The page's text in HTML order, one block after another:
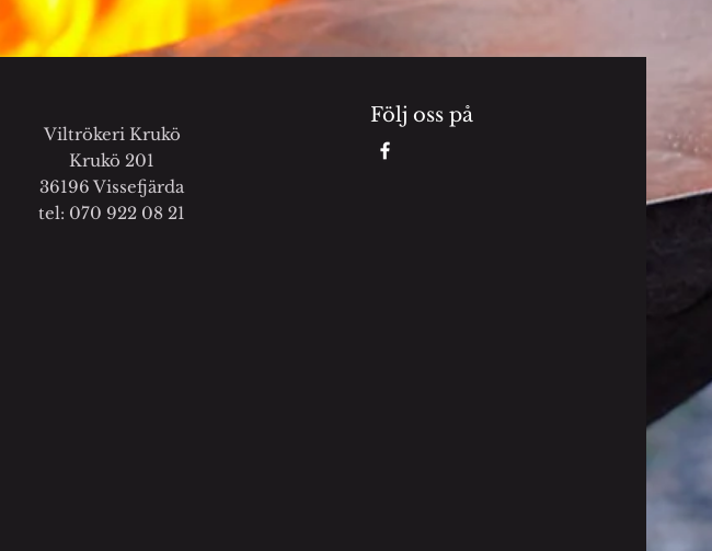
Viltrökeri Krukö
Krukö 201
36196 Vissefjärda
tel: 070 922 08 21
Följ oss på